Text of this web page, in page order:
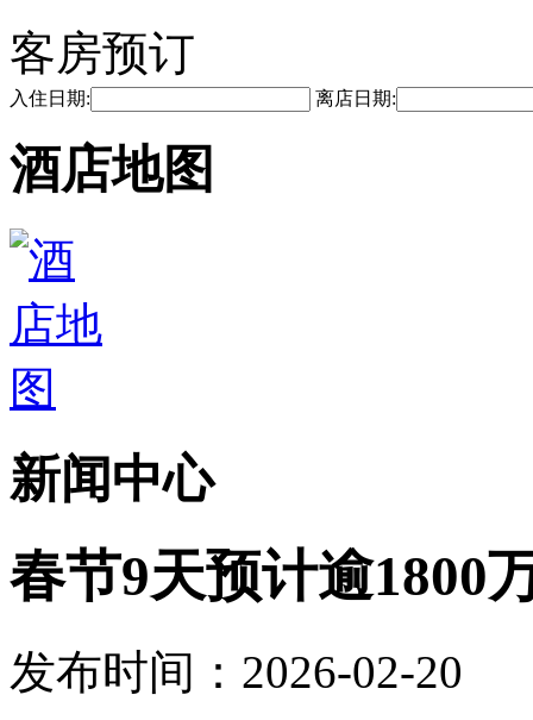
客房预订
入住日期: 离店日期:
酒店地图
新闻中心
春节9天预计逾1800
发布时间：2026-02-20